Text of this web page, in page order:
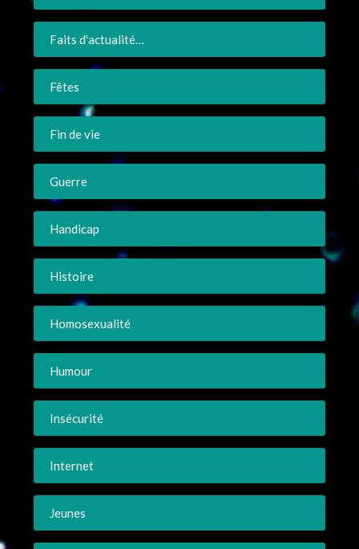
Faits d'actualité…
Fêtes
Fin de vie
Guerre
Handicap
Histoire
Homosexualité
Humour
Insécurité
Internet
Jeunes